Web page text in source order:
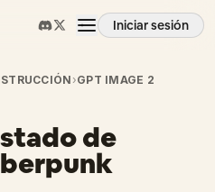
Iniciar sesión
›GPT IMAGE 2
de